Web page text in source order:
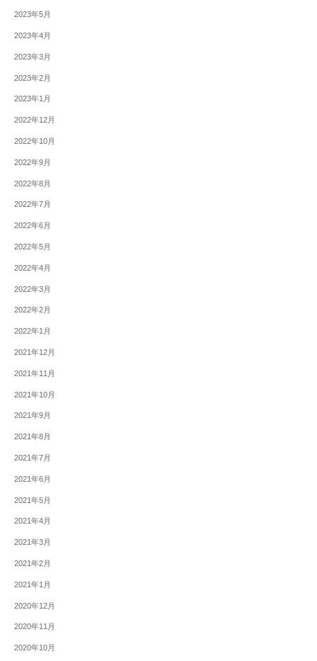
2023年5月
2023年4月
2023年3月
2023年2月
2023年1月
2022年12月
2022年10月
2022年9月
2022年8月
2022年7月
2022年6月
2022年5月
2022年4月
2022年3月
2022年2月
2022年1月
2021年12月
2021年11月
2021年10月
2021年9月
2021年8月
2021年7月
2021年6月
2021年5月
2021年4月
2021年3月
2021年2月
2021年1月
2020年12月
2020年11月
2020年10月